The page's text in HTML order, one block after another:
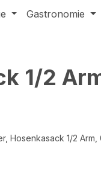
Gastronomie
1/2